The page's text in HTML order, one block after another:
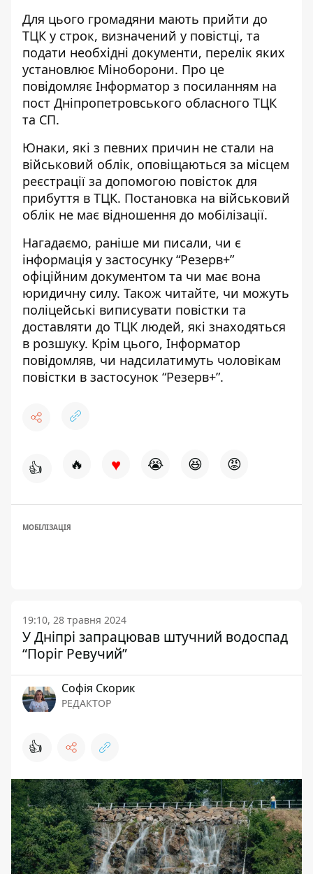
Для цього громадяни мають прийти до
ТЦК у строк, визначений у повістці, та
подати необхідні документи, перелік яких
установлює Міноборони. Про це
повідомляє Інформатор з посиланням на
пост Дніпропетровського обласного ТЦК
та СП.
Юнаки, які з певних причин не стали на
військовий облік, оповіщаються за місцем
реєстрації за допомогою повісток для
прибуття в ТЦК. Постановка на військовий
облік не має відношення до мобілізації.
Нагадаємо, раніше ми писали, чи є
інформація у застосунку “Резерв+”
офіційним документом та чи має вона
юридичну силу. Також читайте, чи можуть
поліцейські виписувати повістки та
доставляти до ТЦК людей, які знаходяться
в розшуку. Крім цього, Інформатор
повідомляв, чи надсилатимуть чоловікам
повістки в застосунок “Резерв+”.
👍 🔥 ♥ 😭 😆 😡
МОБІЛІЗАЦІЯ
19:10, 28 травня 2024
У Дніпрі запрацював штучний водоспад
“Поріг Ревучий”
Софія Скорик
РЕДАКТОР
👍